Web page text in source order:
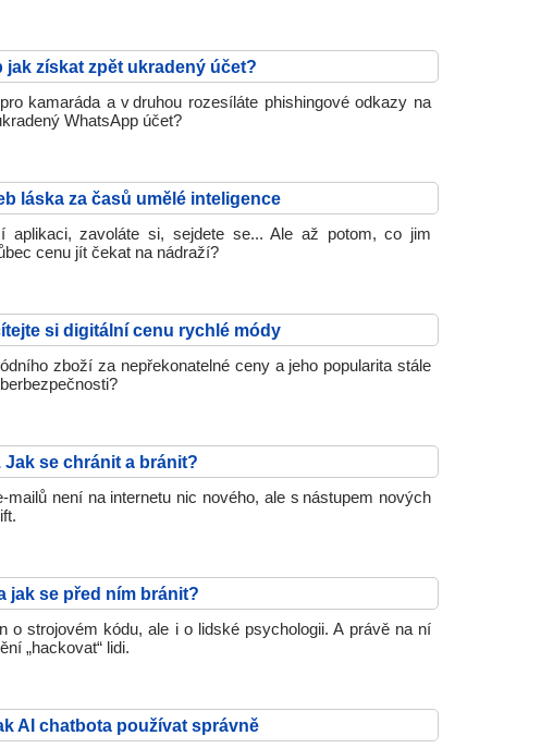
získat zpět ukradený účet?
kamaráda a v druhou rozesíláte phishingové odkazy na
WhatsApp účet?
láska za časů umělé inteligence
aplikaci, zavoláte si, sejdete se... Ale až potom, co jim
cenu jít čekat na nádraží?
si digitální cenu rychlé módy
zboží za nepřekonatelné ceny a jeho popularita stále
se chránit a bránit?
mailů není na internetu nic nového, ale s nástupem nových
jak se před ním bránit?
o strojovém kódu, ale i o lidské psychologii. A právě na ní
„hackovat“ lidi.
AI chatbota používat správně